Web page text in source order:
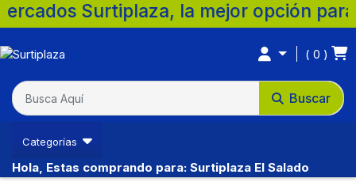
la mejor opción para tu
Buscar
0
Categorías
Hola, Estas comprando para: Surtiplaza El Salado